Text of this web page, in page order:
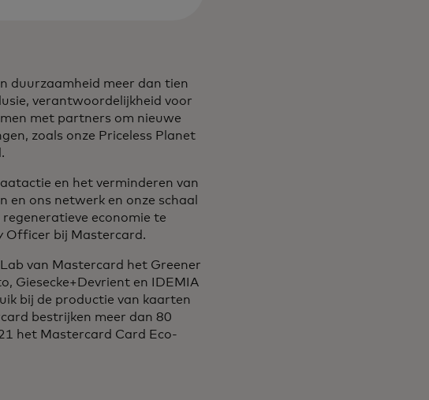
duurzaamheid meer dan tien
verantwoordelijkheid voor
met partners om nieuwe
zoals onze Priceless Planet
en het verminderen van
ons netwerk en onze schaal
economie te
Officer bij Mastercard.
van Mastercard het Greener
Giesecke+Devrient en IDEMIA
bij de productie van kaarten
bestrijken meer dan 80
het Mastercard Card Eco-